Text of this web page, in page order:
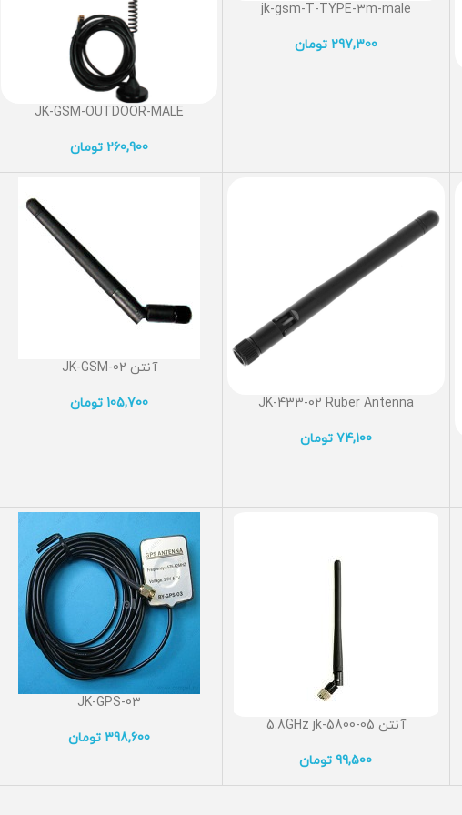
jk-gsm-T-TYPE-3m-male
297,300 تومان
JK-GSM-OUTDOOR-MALE
260,900 تومان
JK-433-02 Ruber Antenna
74,100 تومان
آنتن JK-GSM-02
105,700 تومان
آنتن 5.8GHz jk-5800-05
99,500 تومان
JK-GPS-03
398,600 تومان